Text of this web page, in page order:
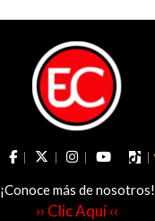
¡Conoce más de nosotros!
›› Clic Aquí ‹‹